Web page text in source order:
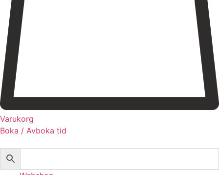
Expertis
Priser
Boka
Varukorg
Boka / Avboka tid